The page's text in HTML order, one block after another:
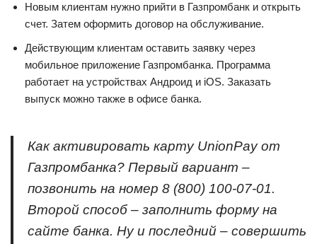
Новым клиентам нужно прийти в Газпромбанк и открыть
счет. Затем оформить договор на обслуживание.
Действующим клиентам оставить заявку через
мобильное приложение Газпромбанка. Программа
работает на устройствах Андроид и iOS. Заказать
выпуск можно также в офисе банка.
Как активировать карту UnionPay от
Газпромбанка? Первый вариант –
позвонить на номер 8 (800) 100-07-01.
Второй способ – заполнить форму на
сайте банка. Ну и последний – совершить